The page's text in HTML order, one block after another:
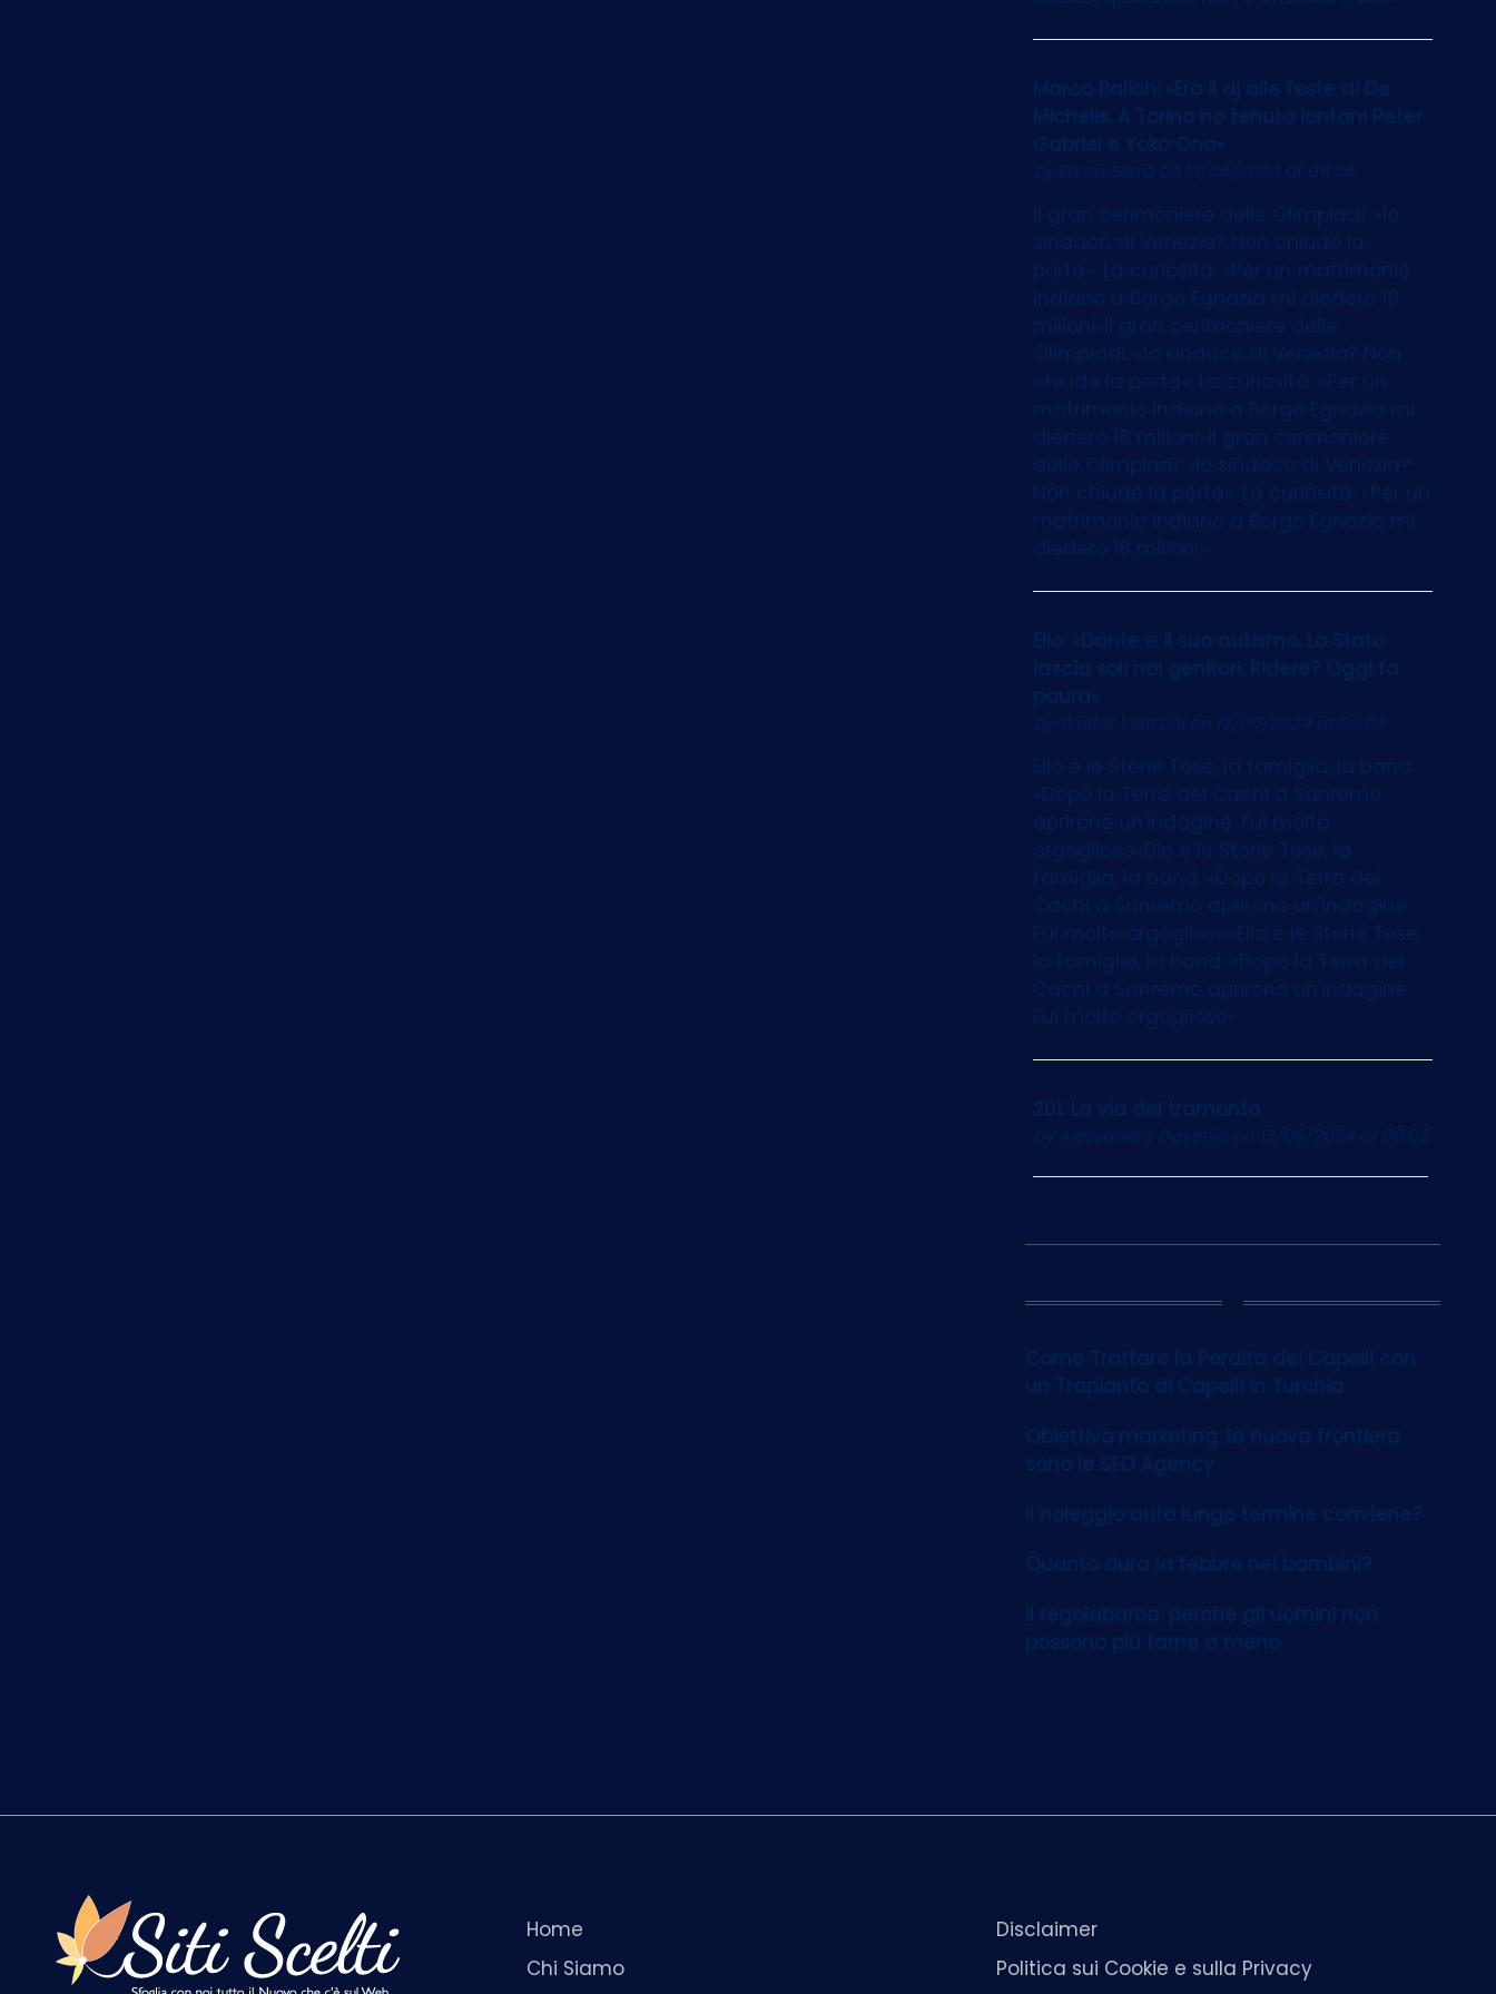
Marco Balich: «Ero il dj alle feste di De
Michelis. A Torino ho tenuto lontani Peter
Gabriel e Yoko Ono»
by Elvira Serra on 13/05/2024 at 06:05
Il gran cerimoniere delle Olimpiadi: «Io
sindaco di Venezia? Non chiudo la
porta». La curiosità: «Per un matrimonio
indiano a Borgo Egnazia mi diedero 18
milioni»Il gran cerimoniere delle
Olimpiadi: «Io sindaco di Venezia? Non
chiudo la porta». La curiosità: «Per un
matrimonio indiano a Borgo Egnazia mi
diedero 18 milioni»Il gran cerimoniere
delle Olimpiadi: «Io sindaco di Venezia?
Non chiudo la porta». La curiosità: «Per un
matrimonio indiano a Borgo Egnazia mi
diedero 18 milioni»
Elio: «Dante e il suo autismo. Lo Stato
lascia soli noi genitori. Ridere? Oggi fa
paura»
by Walter Veltronion 13/05/2024 at 06:03
Elio e le Storie Tese, la famiglia, la band.
«Dopo la Terra dei Cachi a Sanremo
aprirono un'indagine. Fui molto
orgoglioso»Elio e le Storie Tese, la
famiglia, la band. «Dopo la Terra dei
Cachi a Sanremo aprirono un'indagine.
Fui molto orgoglioso»Elio e le Storie Tese,
la famiglia, la band. «Dopo la Terra dei
Cachi a Sanremo aprirono un'indagine.
Fui molto orgoglioso»
201. La via del tramonto
by Alessandro Davenia on 13/05/2024 at 06:03
12
Come Trattare la Perdita dei Capelli con
un Trapianto di Capelli in Turchia
Obiettivo marketing: la nuova frontiera
sono le SEO Agency
Il noleggio auto lungo termine conviene?
Quanto dura la febbre nei bambini?
Il regolabarba: perché gli uomini non
possono più farne a meno
Home
Chi Siamo
Disclaimer
Politica sui Cookie e sulla Privacy